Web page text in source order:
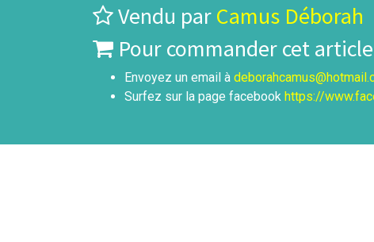
Vendu parCamus Déborah
Pour commander cet
Envoyez un email à
Surfez sur la page facebook https://